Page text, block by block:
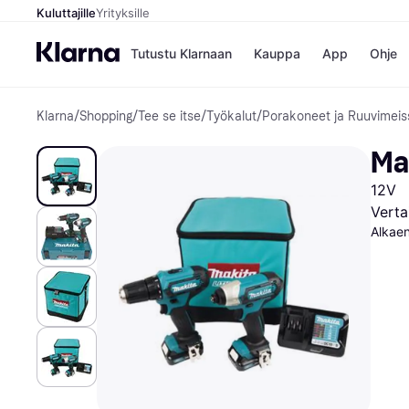
KuluttajilleYrityksille
Tutustu Klarnaan Kauppa
Kaupat
Gigantti
H&M
Peten
Wolt
App Ohje
Klarna/Shopping/Tee se itse/Työkalut/Porakoneet ja
12V